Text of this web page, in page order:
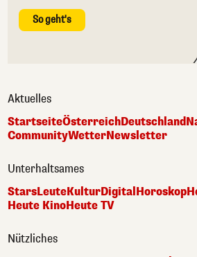
So geht's
Aktuelles
StartseiteÖsterreichDeutschland
CommunityWetterNewsletter
Unterhaltsames
StarsLeuteKulturDigital Horoskop
Heute KinoHeute TV
Nützliches